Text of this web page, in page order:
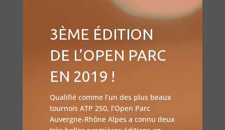
3ÈME ÉDITION
DE L’OPEN PARC
EN 2019 !
Qualifié comme l’un des plus beaux
tournois ATP 250, l’Open Parc
Auvergne-Rhône Alpes a connu deux